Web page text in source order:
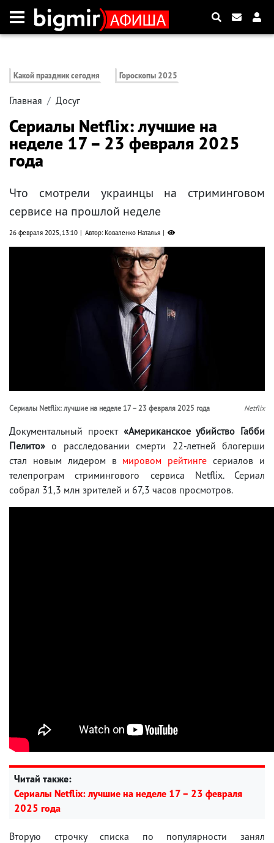
Какой праздник сегодня Гороскопы 2025
Главная Досуг
Сериалы Netflix: лучшие на
неделе 17 – 23 февраля 2025
года
Что смотрели украинцы на стриминговом
сервисе на прошлой неделе
26 февраля 2025, 13:10 Автор: Коваленко Наталья
Сериалы Netflix: лучшие на неделе 17 – 23 февраля 2025 года Netflix
Документальный проект «Американское убийство Габби
Пелито» о расследовании смерти 22-летней блогерши
стал новым лидером в мировом рейтинге сериалов и
телепрограм стримингового сервиса Netflix. Сериал
собрал 31,3 млн зрителей и 67,3 часов просмотров.
Читай также:
Сериалы Netflix: лучшие на неделе 17 – 23 февраля
2025 года
Вторую строчку списка по популярности занял